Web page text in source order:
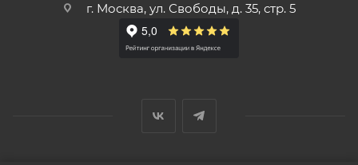
г. Москва, ул. Свободы, д. 35, стр. 5